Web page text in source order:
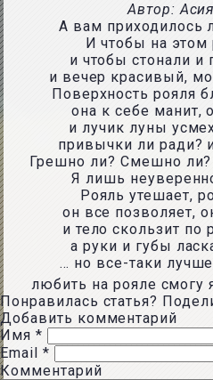
Автор:
А вам приходилось
И чтобы на этом
и чтобы стонали и
и вечер красивый,
Поверхность рояля
она к себе манит,
и лучик луны
привычки ли ради?
Грешно ли? Смешно
Я лишь
Рояль утешает,
он все позволяет,
и тело скользит
а руки и губы
… но все-таки
любить на рояле смогу
Понравилась статья?
Добавить комментарий
Имя *
Email *
Комментарий